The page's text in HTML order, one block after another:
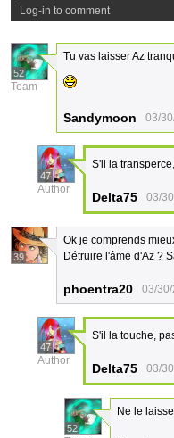
Log-in to comment
52
Team
Tu vas laisser Az
Sandymoon 03/
47
Author
S'il la
Delta75 03/
39
Ok je comprends
Détruire l'âme d'Az ?
phoentra20 03/
47
Author
S'il la touche,
Delta75 03/
52
Ne le